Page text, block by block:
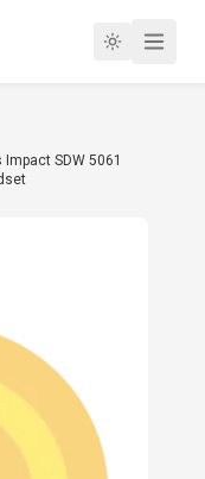
Impact SDW 5061